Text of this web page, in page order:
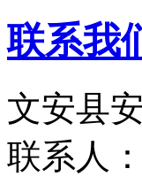
联系我
文安县
联系人